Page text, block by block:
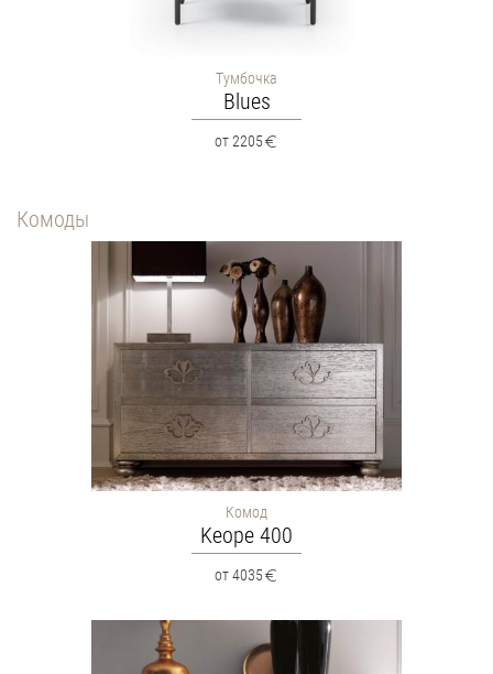
Тумбочка
Blues
от 2205
Комоды
Комод
Keope 400
от 4035